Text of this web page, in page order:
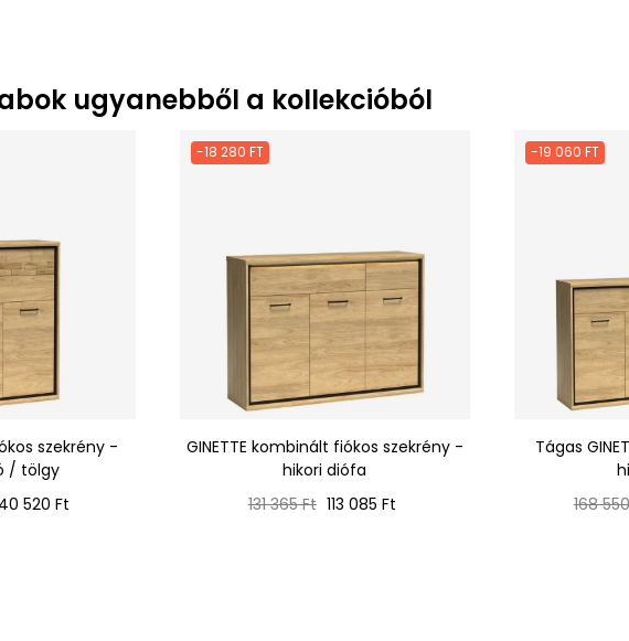
ugyanebből a kollekcióból
szekrény -
/ tölgy
520 Ft
-18 280 FT
GINETTE kombinált fiókos szekrény -
hikori diófa
Normál
131 365 Ft Ár
113 085 Ft
-19 060 FT
Tágas
Normál
168